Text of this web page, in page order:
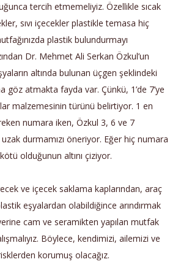
tercih etmemeliyiz. Özellikle sıcak
sıvı içecekler plastikle temasa hiç
plastik bulundurmayı
Dr. Mehmet Ali Serkan Özkul’un
altında bulunan üçgen şeklindeki
göz atmakta fayda var. Çünkü, 1’de 7’ye
malzemesinin türünü belirtiyor. 1 en
numara iken, Özkul 3, 6 ve 7
durmamızı öneriyor. Eğer hiç numara
olduğunun altını çiziyor.
ve içecek saklama kaplarından, araç
eşyalardan olabildiğince arındırmak
cam ve seramikten yapılan mutfak
Böylece, kendimizi, ailemizi ve
korumuş olacağız.